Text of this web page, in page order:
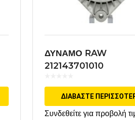
ΔΥΝΑΜΟ RAW
212143701010
ΔΙΑΒΆΣΤΕ
Συνδεθείτε για προβολή